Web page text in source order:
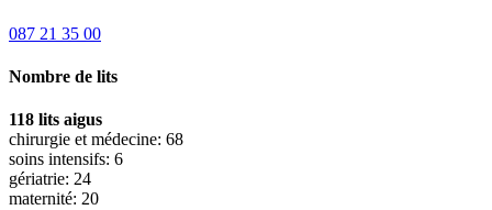
087 21 35 00
Nombre de lits
118 lits aigus
chirurgie et médecine: 68
soins intensifs: 6
gériatrie: 24
maternité: 20